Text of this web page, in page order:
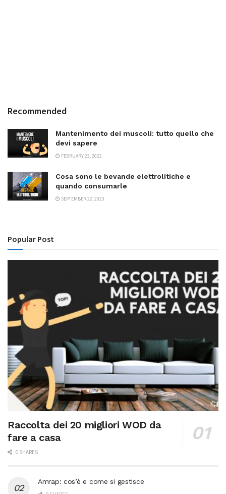
Recommended
Mantenimento dei muscoli: tutto quello che
devi sapere
FEBRUARY 23, 2022
Cosa sono le bevande elettrolitiche e
quando consumarle
SEPTEMBER 22, 2023
Popular Post
Raccolta dei 20 migliori WOD da
fare a casa
0 SHARES
Amrap: cos’è e come si gestisce